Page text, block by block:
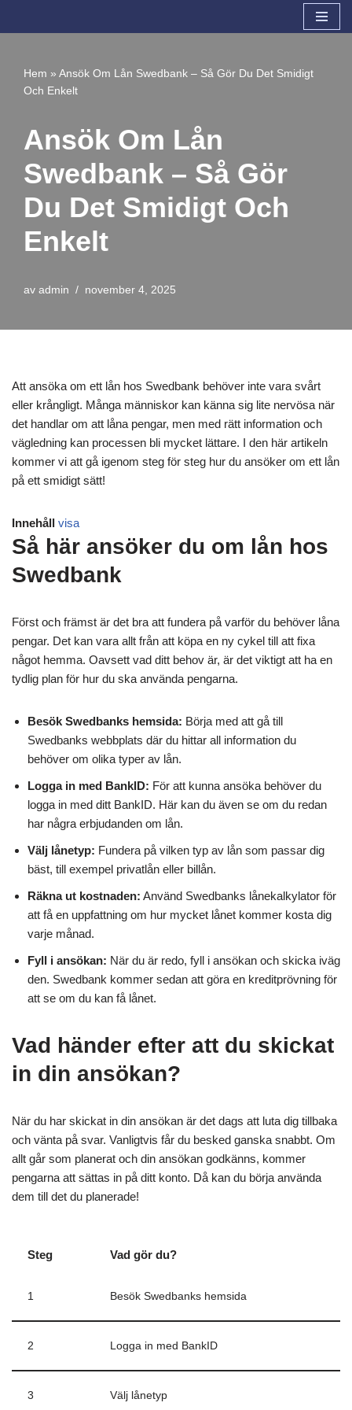
innehåll
Hem » Ansök Om Lån Swedbank – Så Gör Du Det Smidigt
Och Enkelt
Ansök Om Lån
Swedbank – Så Gör
Du Det Smidigt Och
Enkelt
av admin november 4, 2025
Att ansöka om ett lån hos Swedbank behöver inte vara svårt
eller krångligt. Många människor kan känna sig lite nervösa när
det handlar om att låna pengar, men med rätt information och
vägledning kan processen bli mycket lättare. I den här artikeln
kommer vi att gå igenom steg för steg hur du ansöker om ett lån
på ett smidigt sätt!
Innehåll visa
Så här ansöker du om lån hos
Swedbank
Först och främst är det bra att fundera på varför du behöver låna
pengar. Det kan vara allt från att köpa en ny cykel till att fixa
något hemma. Oavsett vad ditt behov är, är det viktigt att ha en
tydlig plan för hur du ska använda pengarna.
Besök Swedbanks hemsida: Börja med att gå till
Swedbanks webbplats där du hittar all information du
behöver om olika typer av lån.
Logga in med BankID: För att kunna ansöka behöver du
logga in med ditt BankID. Här kan du även se om du redan
har några erbjudanden om lån.
Välj lånetyp: Fundera på vilken typ av lån som passar dig
bäst, till exempel privatlån eller billån.
Räkna ut kostnaden: Använd Swedbanks lånekalkylator för
att få en uppfattning om hur mycket lånet kommer kosta dig
varje månad.
Fyll i ansökan: När du är redo, fyll i ansökan och skicka iväg
den. Swedbank kommer sedan att göra en kreditprövning för
att se om du kan få lånet.
Vad händer efter att du skickat
in din ansökan?
När du har skickat in din ansökan är det dags att luta dig tillbaka
och vänta på svar. Vanligtvis får du besked ganska snabbt. Om
allt går som planerat och din ansökan godkänns, kommer
pengarna att sättas in på ditt konto. Då kan du börja använda
dem till det du planerade!
Steg Vad gör du?
1 Besök Swedbanks hemsida
2 Logga in med BankID
3 Välj lånetyp